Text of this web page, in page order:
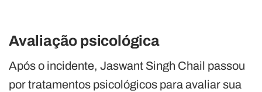
Avaliação psicológica
Após o incidente, Jaswant Singh Chail passou
por tratamentos psicológicos para avaliar sua